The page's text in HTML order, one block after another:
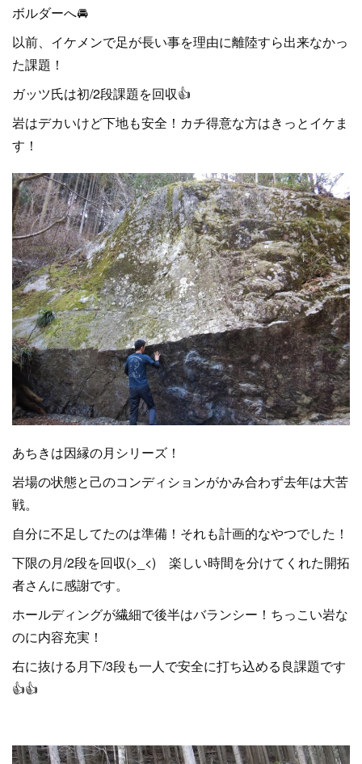
ボルダーへ🚘
以前、イケメンで足が長い事を理由に離陸すら出来なかっ
た課題！
ガッツ氏は初/2段課題を回収👍
岩はデカいけど下地も安全！カチ得意な方はきっとイケま
す！
あちきは因縁の月シリーズ！
岩場の状態と己のコンディションがかみ合わず去年は大苦
戦。
自分に不足してたのは準備！それも計画的なやつでした！
下限の月/2段を回収(>_<) 楽しい時間を分けてくれた開拓
者さんに感謝です。
ホールディングが繊細で後半はバランシー！ちっこい岩な
のに内容充実！
右に抜ける月下/3段も一人で安全に打ち込める良課題です
👍👍